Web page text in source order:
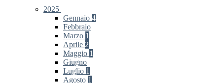
2025
Gennaio 4
Febbraio
Marzo 1
Aprile 2
Maggio 1
Giugno
Luglio 1
Agosto 1